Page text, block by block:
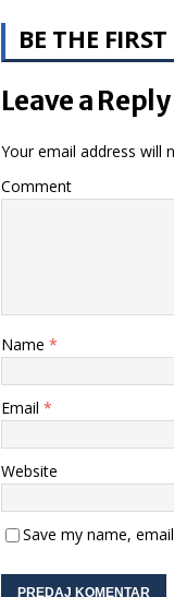
BE THE
Leave a Reply
Your email address will
Comment
Name *
Email *
Website
Save my name,